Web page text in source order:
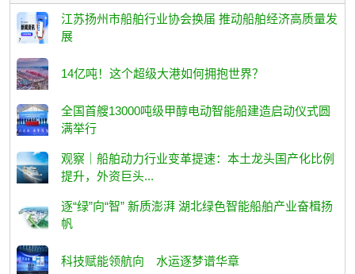
江苏扬州市船舶行业协会换届 推动船舶经济高质量发
展
14亿吨！这个超级大港如何拥抱世界？
全国首艘13000吨级甲醇电动智能船建造启动仪式圆
满举行
观察｜船舶动力行业变革提速：本土龙头国产化比例
提升，外资巨头...
逐“绿”向“智” 新质澎湃 湖北绿色智能船舶产业奋楫扬
帆
科技赋能领航向 水运逐梦谱华章